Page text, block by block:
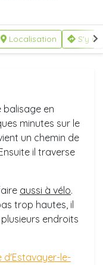
Localisation S'y
balisage en
minutes sur le
un chemin de
il traverse
aussi à vélo.
trop hautes, il
endroits
d'Estavayer-le-